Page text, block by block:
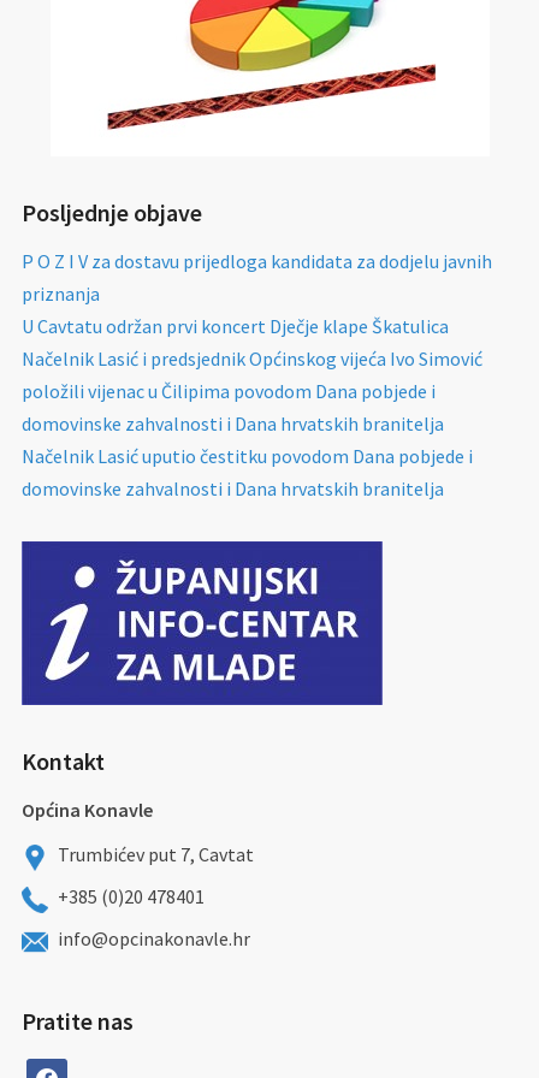
Posljednje objave
P O Z I V za dostavu prijedloga kandidata za dodjelu javnih
priznanja
U Cavtatu održan prvi koncert Dječje klape Škatulica
Načelnik Lasić i predsjednik Općinskog vijeća Ivo Simović
položili vijenac u Čilipima povodom Dana pobjede i
domovinske zahvalnosti i Dana hrvatskih branitelja
Načelnik Lasić uputio čestitku povodom Dana pobjede i
domovinske zahvalnosti i Dana hrvatskih branitelja
Kontakt
Općina Konavle
Trumbićev put 7, Cavtat
+385 (0)20 478401
info@opcinakonavle.hr
Pratite nas